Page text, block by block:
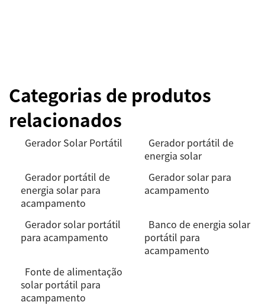
Categorias de produtos
relacionados
Gerador Solar Portátil
Gerador portátil de
energia solar
Gerador portátil de
energia solar para
acampamento
Gerador solar para
acampamento
Gerador solar portátil
para acampamento
Banco de energia solar
portátil para
acampamento
Fonte de alimentação
solar portátil para
acampamento